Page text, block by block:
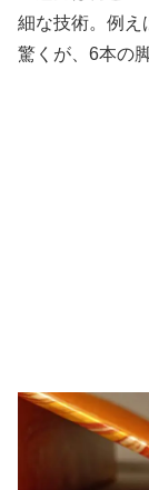
細な技術。例え
驚くが、6本の